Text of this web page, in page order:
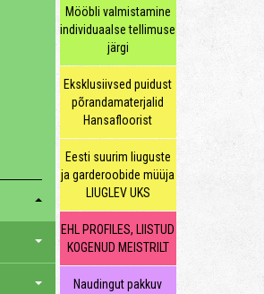
Mööbli valmistamine
individuaalse tellimuse
järgi
Eksklusiivsed puidust
põrandamaterjalid
Hansafloorist
Eesti suurim liuguste
ja garderoobide müüja
LIUGLEV UKS
EHL PROFILES, LIISTUD
KOGENUD MEISTRILT
Naudingut pakkuv